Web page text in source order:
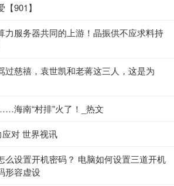
901】
力服务器共同的上游！晶振供不应求料持
过慈禧，袁世凯和老蒋这三人，这是为
海南“村排”火了！_热文
应对 世界视讯
么设置开机密码？ 电脑如何设置三道开机
形容虚设